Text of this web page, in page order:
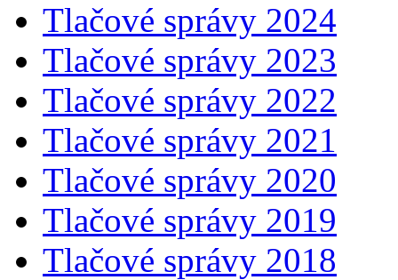
Tlačové správy 2024
Tlačové správy 2023
Tlačové správy 2022
Tlačové správy 2021
Tlačové správy 2020
Tlačové správy 2019
Tlačové správy 2018